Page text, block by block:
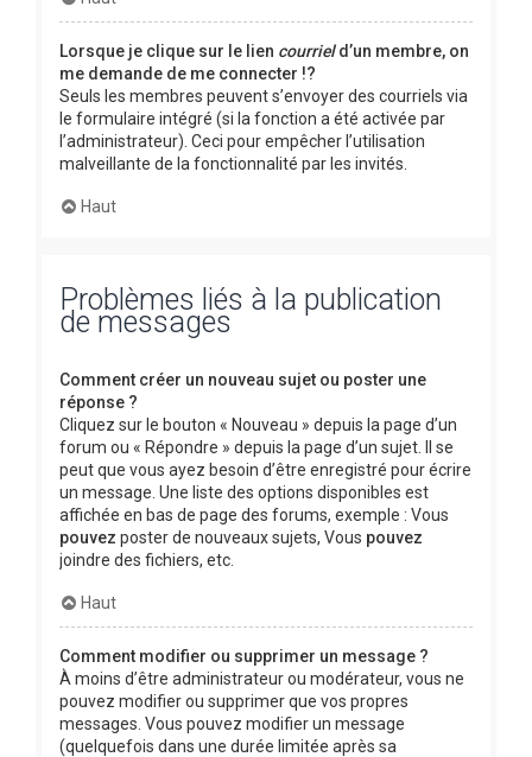
Lorsque je clique sur le lien courrield’un membre, on
me demande de me connecter !?
Seuls les membres peuvent s’envoyer des courriels via
le formulaire intégré (si la fonction a été activée par
l’administrateur). Ceci pour empêcher l’utilisation
malveillante de la fonctionnalité par les invités.
Haut
Problèmes liés à la publication
de messages
Comment créer un nouveau sujet ou poster une
réponse ?
Cliquez sur le bouton « Nouveau » depuis la page d’un
forum ou « Répondre » depuis la page d’un sujet. Il se
peut que vous ayez besoin d’être enregistré pour écrire
un message. Une liste des options disponibles est
affichée en bas de page des forums, exemple : Vous
pouvez poster de nouveaux sujets, Vous pouvez
joindre des fichiers, etc.
Haut
Comment modifier ou supprimer un message ?
À moins d’être administrateur ou modérateur, vous ne
pouvez modifier ou supprimer que vos propres
messages. Vous pouvez modifier un message
(quelquefois dans une durée limitée après sa